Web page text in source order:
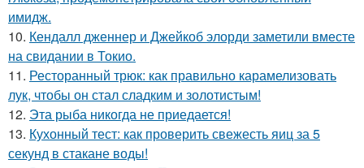
имидж.
10. Кендалл дженнер и Джейкоб элорди заметили вместе
на свидании в Токио.
11. Ресторанный трюк: как правильно карамелизовать
лук, чтобы он стал сладким и золотистым!
12. Эта рыба никогда не приедается!
13. Кухонный тест: как проверить свежесть яиц за 5
секунд в стакане воды!